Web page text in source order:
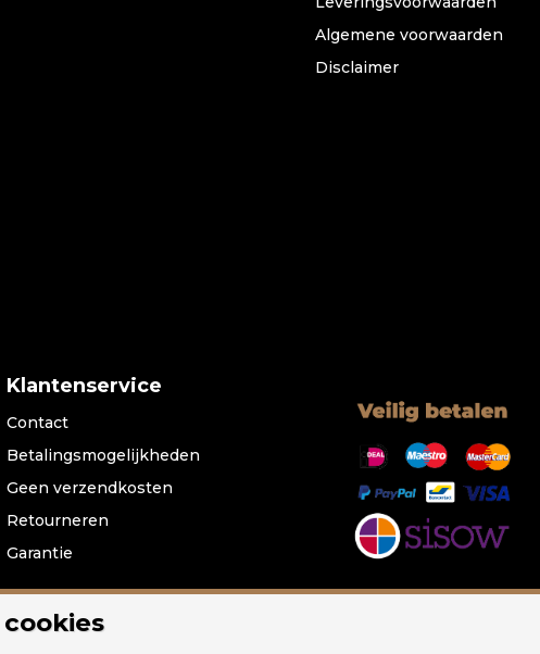
Algemene voorwaarden
Disclaimer
Klantenservice
Contact
Betalingsmogelijkheden
Geen verzendkosten
Retourneren
Garantie